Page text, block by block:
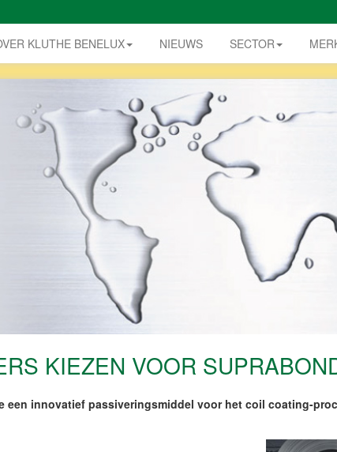
KLUTHE BENELUX NIEUWS SECTOR
KIEZEN VOOR
een innovatief passiveringsmiddel voor het coil coating-